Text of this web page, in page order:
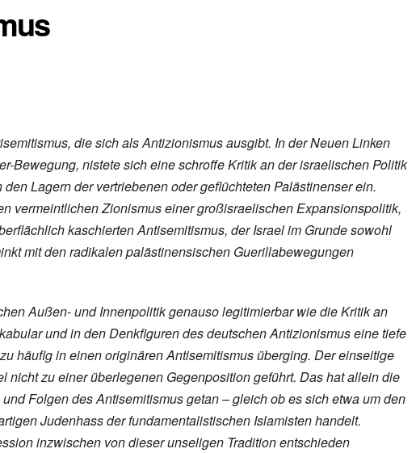
die sich als Antizionismus ausgibt. In der Neuen Linken
Bewegung, nistete sich eine schroffe Kritik an der israelischen Politik
Lagern der vertriebenen oder geflüchteten Palästinenser ein.
vermeintlichen Zionismus einer großisraelischen Expansionspolitik,
kaschierten Antisemitismus, der Israel im Grunde sowohl
mit den radikalen palästinensischen Guerillabewegungen
Außen- und Innenpolitik genauso legitimierbar wie die Kritik an
und in den Denkfiguren des deutschen Antizionismus eine tiefe
häufig in einen originären Antisemitismus überging. Der einseitige
nicht zu einer überlegenen Gegenposition geführt. Das hat allein die
Folgen des Antisemitismus getan – gleich ob es sich etwa um den
Judenhass der fundamentalistischen Islamisten handelt.
inzwischen von dieser unseligen Tradition entschieden